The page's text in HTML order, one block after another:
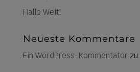
Hallo Welt!
Neueste Kommentare
Ein WordPress-Kommentator zu